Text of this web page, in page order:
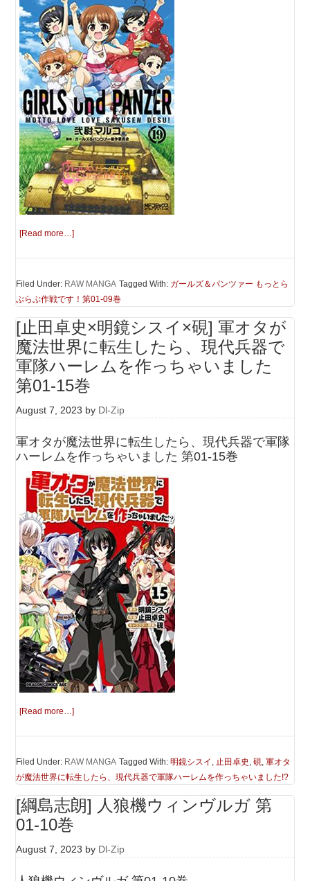
[Read more…]
Filed Under: RAW MANGA Tagged With: ガールズ＆パンツァー もっとら
ぶらぶ作戦です！第01-09巻
[止田卓史×明鏡シスイ×硯] 軍オタが
魔法世界に転生したら、現代兵器で
軍隊ハーレムを作っちゃいました
第01-15巻
August 7, 2023 by Dl-Zip
軍オタが魔法世界に転生したら、現代兵器で軍隊
ハーレムを作っちゃいました 第01-15巻
[Read more…]
Filed Under: RAW MANGA Tagged With:明鏡シスイ ,止田卓史 ,硯,軍オタ
が魔法世界に転生したら、現代兵器で軍隊ハーレムを作っちゃいました!?
[綱島志朗] 人狼機ウィンヴルガ 第
01-10巻
August 7, 2023 by Dl-Zip